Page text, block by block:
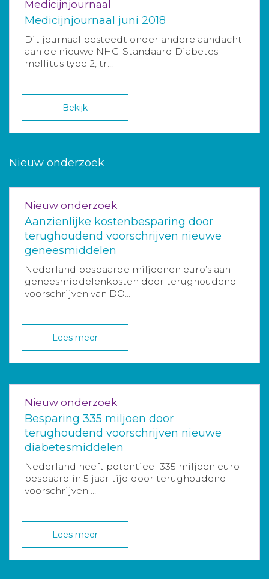
Medicijnjournaal
Medicijnjournaal juni 2018
Dit journaal besteedt onder andere aandacht
aan de nieuwe NHG-Standaard Diabetes
mellitus type 2, tr...
Bekijk
Nieuw onderzoek
Nieuw onderzoek
Aanzienlijke kostenbesparing door
terughoudend voorschrijven nieuwe
geneesmiddelen
Nederland bespaarde miljoenen euro’s aan
geneesmiddelenkosten door terughoudend
voorschrijven van DO...
Lees meer
Nieuw onderzoek
Besparing 335 miljoen door
terughoudend voorschrijven nieuwe
diabetesmiddelen
Nederland heeft potentieel 335 miljoen euro
bespaard in 5 jaar tijd door terughoudend
voorschrijven ...
Lees meer